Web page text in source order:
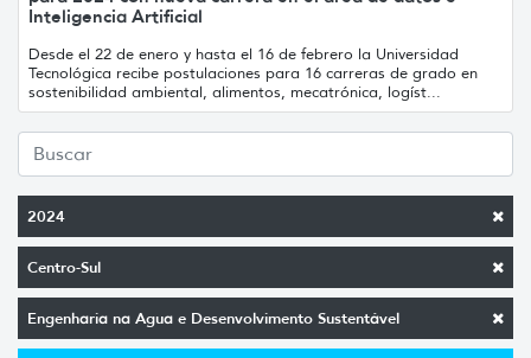
2024
Centro-Sul
Engenharia na Agua e Desenvolvimento Sustentável
Inteligencia Artificial
Desde el 22 de enero y hasta el 16 de febrero la Universidad
Tecnológica recibe postulaciones para 16 carreras de grado en
sostenibilidad ambiental, alimentos, mecatrónica, logíst...